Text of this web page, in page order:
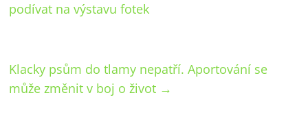
podívat na výstavu fotek
Klacky psům do tlamy nepatří. Aportování se
může změnit v boj o život →